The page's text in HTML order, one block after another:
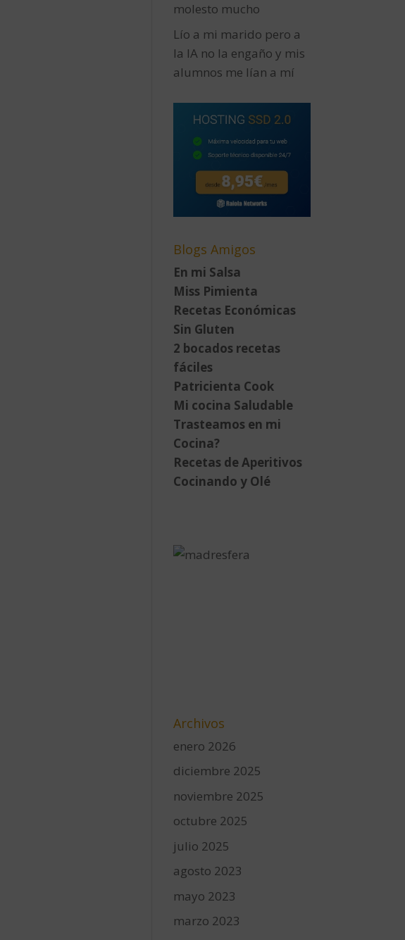
molesto mucho
Lío a mi marido pero a
la IA no la engaño y mis
alumnos me lían a mí
Blogs Amigos
En mi Salsa
Miss Pimienta
Recetas Económicas
Sin Gluten
2 bocados recetas
fáciles
Patricienta Cook
Mi cocina Saludable
Trasteamos en mi
Cocina?
Recetas de Aperitivos
Cocinando y Olé
Archivos
enero 2026
diciembre 2025
noviembre 2025
octubre 2025
julio 2025
agosto 2023
mayo 2023
marzo 2023